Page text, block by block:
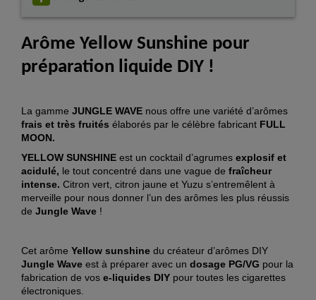
Arôme Yellow Sunshine pour
préparation liquide DIY !
La gamme JUNGLE WAVE nous offre une variété d’arômes
frais et très fruités élaborés par le célèbre fabricant FULL
MOON.
YELLOW SUNSHINE est un cocktail d’agrumes explosif et
acidulé, le tout concentré dans une vague de fraîcheur
intense. Citron vert, citron jaune et Yuzu s’entremêlent à
merveille pour nous donner l’un des arômes les plus réussis
de Jungle Wave !
Cet arôme Yellow sunshine du créateur d’arômes DIY
Jungle Wave est à préparer avec un dosage PG/VG pour la
fabrication de vos e-liquides DIY pour toutes les cigarettes
électroniques.